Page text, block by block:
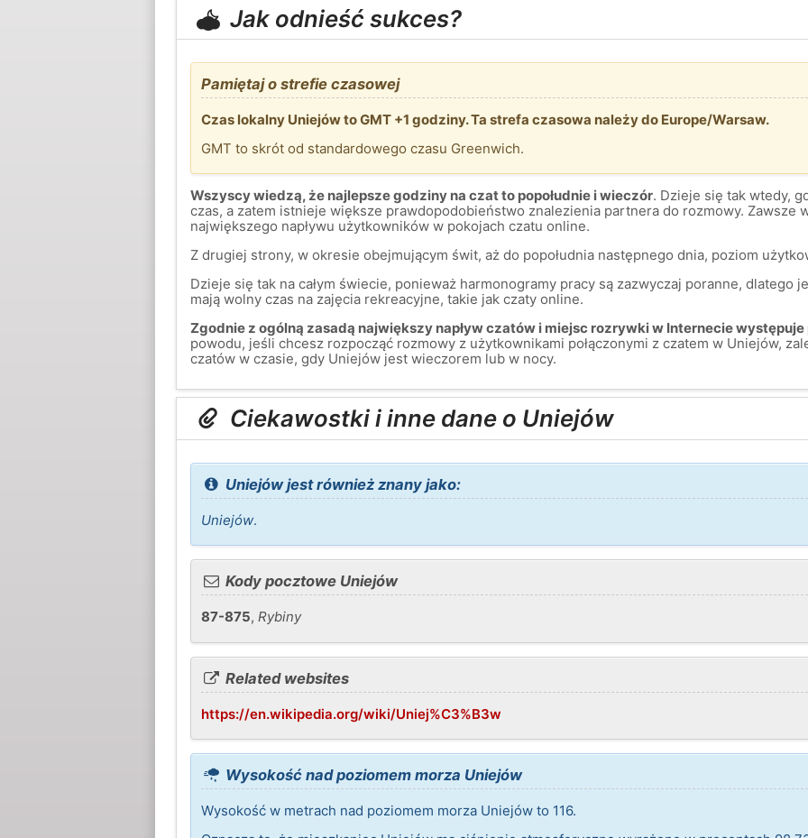
Jak odnieść sukces?
Pamiętaj o strefie czasowej
Czas lokalny Uniejów to GMT +1 godziny. Ta strefa czasowa należy do Europe/Warsaw.
GMT to skrót od standardowego czasu Greenwich.
Wszyscy wiedzą, że najlepsze godziny na czat to popołudnie i wieczór. Dzieje się tak wtedy,
czas, a zatem istnieje większe prawdopodobieństwo znalezienia partnera do rozmowy. Zawsze
największego napływu użytkowników w pokojach czatu online.
Z drugiej strony, w okresie obejmującym świt, aż do popołudnia następnego dnia, poziom
Dzieje się tak na całym świecie, ponieważ harmonogramy pracy są zazwyczaj poranne, dlatego
mają wolny czas na zajęcia rekreacyjne, takie jak czaty online.
Zgodnie z ogólną zasadą największy napływ czatów i miejsc rozrywki w Internecie występuje
powodu, jeśli chcesz rozpocząć rozmowy z użytkownikami połączonymi z czatem w Uniejów,
czatów w czasie, gdy Uniejów jest wieczorem lub w nocy.
Ciekawostki i inne dane o Uniejów
Uniejów jest również znany jako:
Uniejów.
Kody pocztowe Uniejów
87-875, Rybiny
Related websites
https://en.wikipedia.org/wiki/Uniej%C3%B3w
Wysokość nad poziomem morza Uniejów
Wysokość w metrach nad poziomem morza Uniejów to 116.